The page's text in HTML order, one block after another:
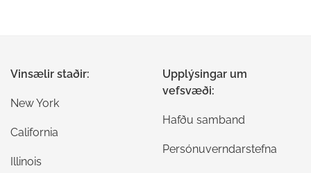
Vinsælir staðir:
New York
California
Illinois
Upplýsingar um
vefsvæði:
Hafðu samband
Persónuverndarstefna